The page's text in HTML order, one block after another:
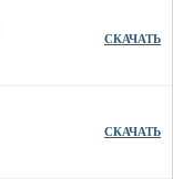
СКАЧАТЬ
СКАЧАТЬ